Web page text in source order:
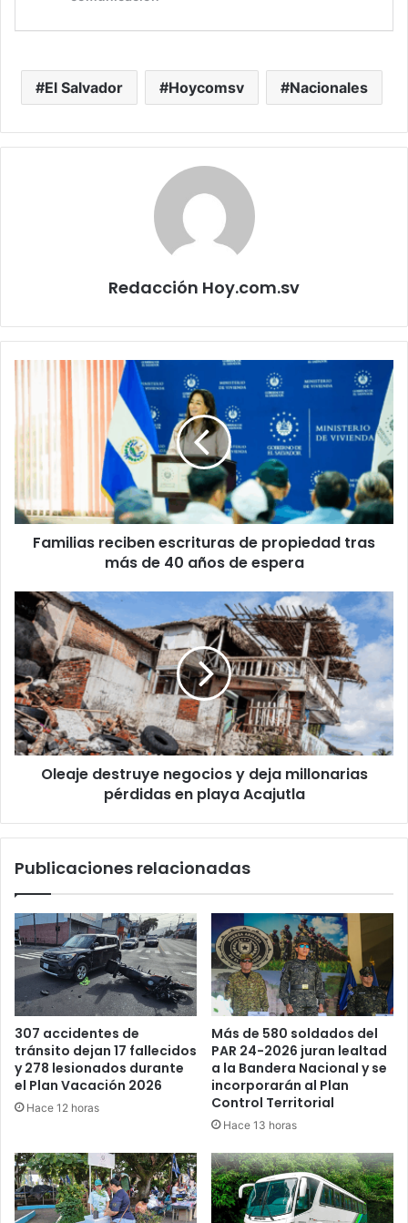
El Salvador Hoycomsv Nacionales
Redacción Hoy.com.sv
Familias
reciben
de
propiedad
más
de
40
añosFamilias reciben escrituras de propiedad tras
más de 40 años de espera
Oleaje
destruye
negocios
y
deja
millonarias
pérdidas
en
playa
AcajutlaOleaje destruye negocios y deja millonarias
pérdidas en playa Acajutla
Publicaciones relacionadas
307 accidentes de
tránsito dejan 17 fallecidos
y 278 lesionados durante
el Plan Vacación 2026
Hace 12 horas
Más de 580 soldados del
PAR 24-2026 juran lealtad
a la Bandera Nacional y se
incorporarán al Plan
Control Territorial
Hace 13 horas